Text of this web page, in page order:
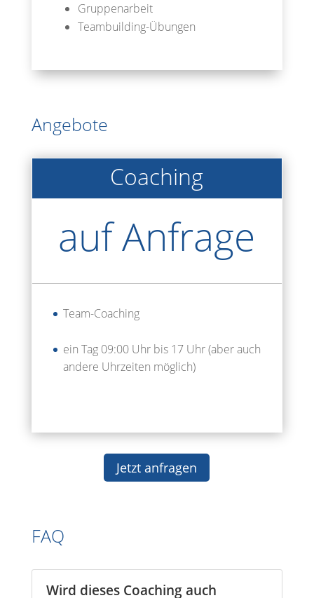
Gruppenarbeit
Teambuilding-Übungen
Angebote
Coaching
auf Anfrage
Team-Coaching
ein Tag 09:00 Uhr bis 17 Uhr (aber auch
andere Uhrzeiten möglich)
Jetzt anfragen
FAQ
Wird dieses Coaching auch